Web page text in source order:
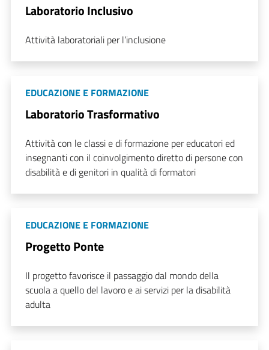
Laboratorio Inclusivo
Attività laboratoriali per l’inclusione
EDUCAZIONE E FORMAZIONE
Laboratorio Trasformativo
Attività con le classi e di formazione per educatori ed
insegnanti con il coinvolgimento diretto di persone con
disabilità e di genitori in qualità di formatori
EDUCAZIONE E FORMAZIONE
Progetto Ponte
Il progetto favorisce il passaggio dal mondo della
scuola a quello del lavoro e ai servizi per la disabilità
adulta